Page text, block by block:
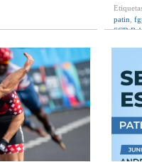
patin
SCD